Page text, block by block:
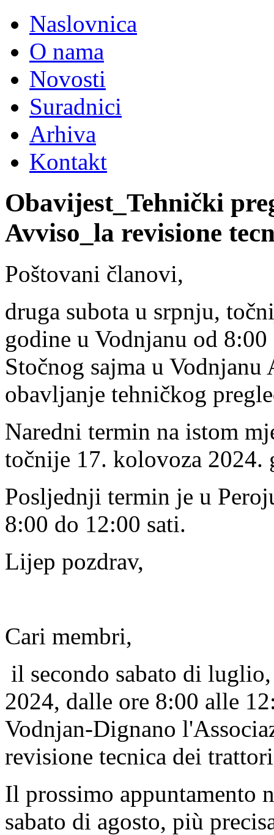
Naslovnica
O nama
Novosti
Suradnici
Arhiva
Kontakt
Obavijest_Tehnički
Avviso_la revisione
Poštovani članovi,
druga subota u srpnju,
godine u Vodnjanu od
Stočnog sajma u
obavljanje tehničkog
Naredni termin na istom
točnije 17. kolovoza 2024.
Posljednji termin je u
8:00 do 12:00 sati.
Lijep pozdrav,
Cari membri,
il secondo sabato di
2024, dalle ore 8:00 alle
Vodnjan-Dignano
revisione tecnica dei
Il prossimo appuntamento
sabato di agosto, più